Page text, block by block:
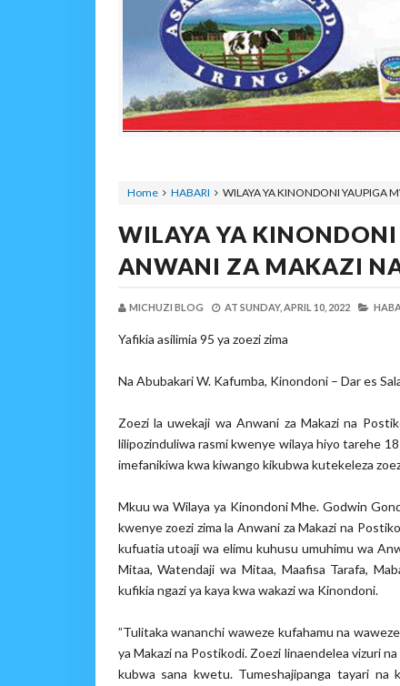
Home HABARI WILAYA YA KINONDONI YAUPIGA
WILAYA YA
ANWANI ZA MAKAZI
MICHUZI BLOG AT SUNDAY, APRIL 10, 2022
Yafikia asilimia 95 ya zoezi zima
Na Abubakari W. Kafumba, Kinondoni – Dar es
Zoezi la uwekaji wa Anwani za Makazi na
lilipozinduliwa rasmi kwenye wilaya hiyo tarehe
imefanikiwa kwa kiwango kikubwa kutekeleza
Mkuu wa Wilaya ya Kinondoni Mhe. Godwin
kwenye zoezi zima la Anwani za Makazi na
kufuatia utoaji wa elimu kuhusu umuhimu wa
Mitaa, Watendaji wa Mitaa, Maafisa Tarafa,
kufikia ngazi ya kaya kwa wakazi wa Kinondoni.
”Tulitaka wananchi waweze kufahamu na
ya Makazi na Postikodi. Zoezi linaendelea vizuri
kubwa sana kwetu. Tumeshajipanga tayari na